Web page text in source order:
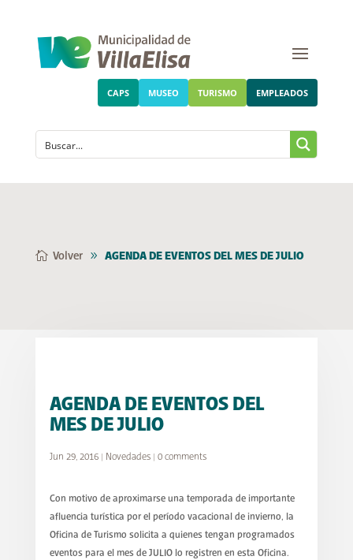
CAPS MUSEO TURISMO EMPLEADOS
Volver AGENDA DE EVENTOS DEL MES DE JULIO
AGENDA DE EVENTOS DEL
MES DE JULIO
Jun 29, 2016| Novedades| 0 comments
Con motivo de aproximarse una temporada de importante
afluencia turística por el período vacacional de invierno, la
Oficina de Turismo solicita a quienes tengan programados
eventos para el mes de JULIO lo registren en esta Oficina.